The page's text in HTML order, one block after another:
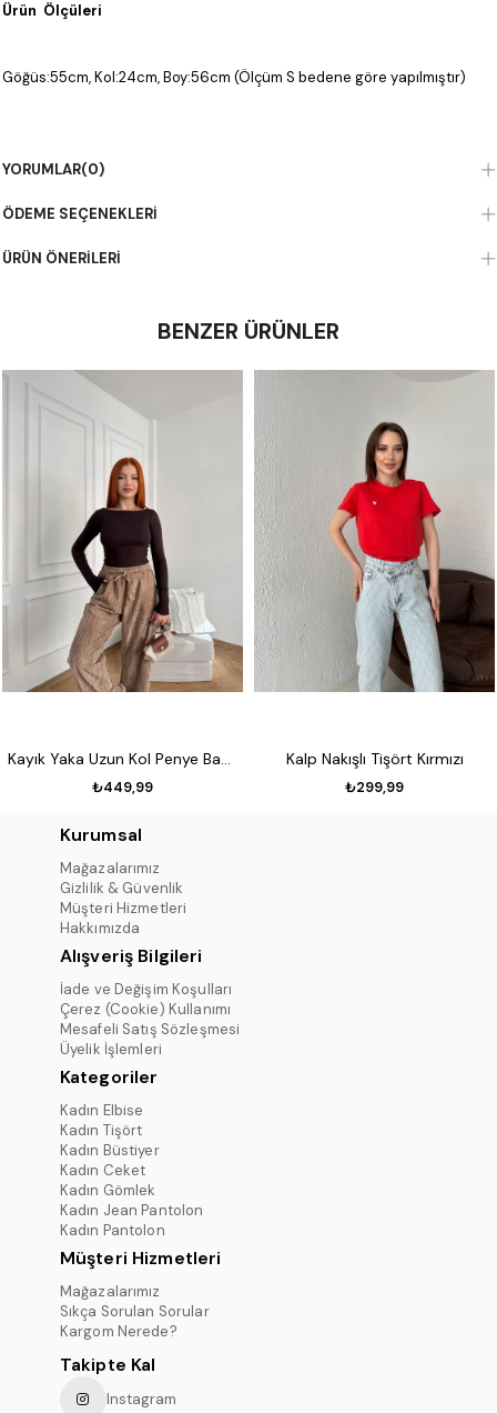
Ürün Ölçüleri
Göğüs:55cm, Kol:24cm, Boy:56cm (Ölçüm S bedene göre yapılmıştır)
%100 Pamuk
YORUMLAR(0)
ÖDEME SEÇENEKLERI
ÜRÜN ÖNERILERI
BENZER ÜRÜNLER
Kayık Yaka Uzun Kol Penye Badi Koyu kahve
₺449,99
Kalp Nakışlı Tişört Kırmızı
₺299,99
Kurumsal
Mağazalarımız
Gizlilik & Güvenlik
Müşteri Hizmetleri
Hakkımızda
Alışveriş Bilgileri
İade ve Değişim Koşulları
Çerez (Cookie) Kullanımı
Mesafeli Satış Sözleşmesi
Üyelik İşlemleri
Kategoriler
Kadın Elbise
Kadın Tişört
Kadın Büstiyer
Kadın Ceket
Kadın Gömlek
Kadın Jean Pantolon
Kadın Pantolon
Müşteri Hizmetleri
Mağazalarımız
Sıkça Sorulan Sorular
Kargom Nerede?
Takipte Kal
Instagram